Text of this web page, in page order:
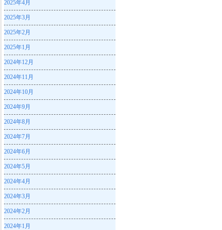
2025年4月
2025年3月
2025年2月
2025年1月
2024年12月
2024年11月
2024年10月
2024年9月
2024年8月
2024年7月
2024年6月
2024年5月
2024年4月
2024年3月
2024年2月
2024年1月